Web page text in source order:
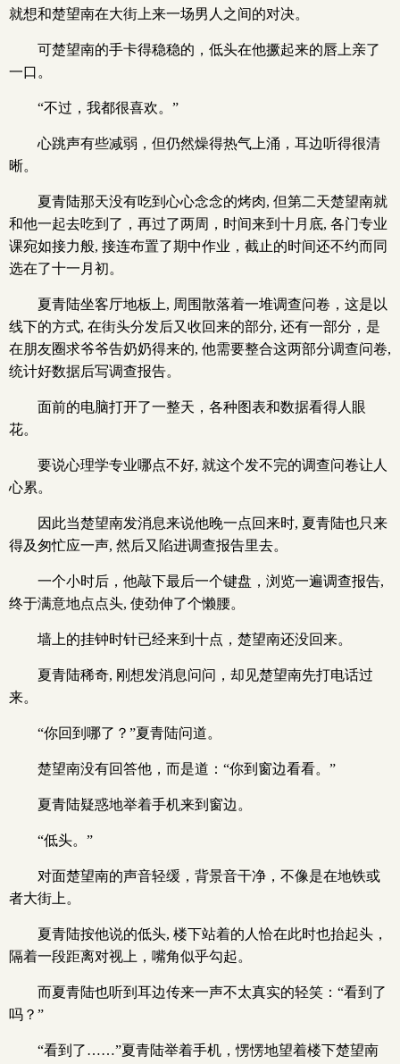
就想和楚望南在大街上来一场男人之间的对决。
可楚望南的手卡得稳稳的，低头在他撅起来的唇上亲了
一口。
“不过，我都很喜欢。”
心跳声有些减弱，但仍然燥得热气上涌，耳边听得很清
晰。
夏青陆那天没有吃到心心念念的烤肉, 但第二天楚望南就
和他一起去吃到了，再过了两周，时间来到十月底, 各门专业
课宛如接力般, 接连布置了期中作业，截止的时间还不约而同
选在了十一月初。
夏青陆坐客厅地板上, 周围散落着一堆调查问卷，这是以
线下的方式, 在街头分发后又收回来的部分, 还有一部分，是
在朋友圈求爷爷告奶奶得来的, 他需要整合这两部分调查问卷,
统计好数据后写调查报告。
面前的电脑打开了一整天，各种图表和数据看得人眼
花。
要说心理学专业哪点不好, 就这个发不完的调查问卷让人
心累。
因此当楚望南发消息来说他晚一点回来时, 夏青陆也只来
得及匆忙应一声, 然后又陷进调查报告里去。
一个小时后，他敲下最后一个键盘，浏览一遍调查报告,
终于满意地点点头, 使劲伸了个懒腰。
墙上的挂钟时针已经来到十点，楚望南还没回来。
夏青陆稀奇, 刚想发消息问问，却见楚望南先打电话过
来。
“你回到哪了？”夏青陆问道。
楚望南没有回答他，而是道：“你到窗边看看。”
夏青陆疑惑地举着手机来到窗边。
“低头。”
对面楚望南的声音轻缓，背景音干净，不像是在地铁或
者大街上。
夏青陆按他说的低头, 楼下站着的人恰在此时也抬起头，
隔着一段距离对视上，嘴角似乎勾起。
而夏青陆也听到耳边传来一声不太真实的轻笑：“看到了
吗？”
“看到了……”夏青陆举着手机，愣愣地望着楼下楚望南